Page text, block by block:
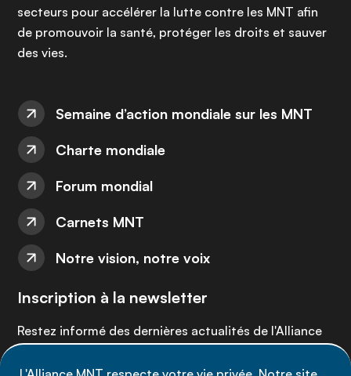
secteurs pour accélérer la lutte contre les MNT afin
de promouvoir la santé, protéger les droits et sauver
des vies.
Semaine d’action mondiale sur les MNT
Charte mondiale
Forum mondial
Carnets MNT
Notre vision, notre voix
Inscription à la newsletter
Restez informé des dernières actualités de l'Alliance